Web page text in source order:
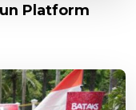
Platform